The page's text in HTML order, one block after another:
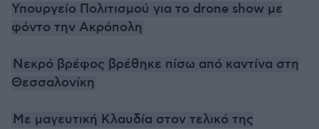
Υπουργείο Πολιτισμού για το drone show με
φόντο την Ακρόπολη
Νεκρό βρέφος βρέθηκε πίσω από καντίνα στη
Θεσσαλονίκη
Με μαγευτική Κλαυδία στον τελικό της